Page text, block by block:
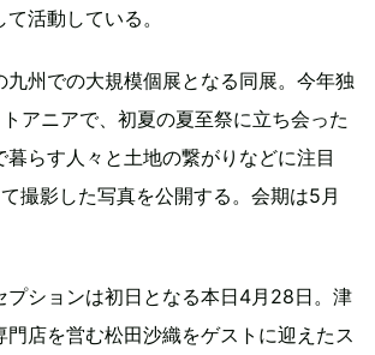
活動している。
九州での大規模個展となる同展。今年独
アニアで、初夏の夏至祭に立ち会った
らす人々と土地の繋がりなどに注目
撮影した写真を公開する。会期は5月
プションは初日となる本日4月28日。津
門店を営む松田沙織をゲストに迎えたス